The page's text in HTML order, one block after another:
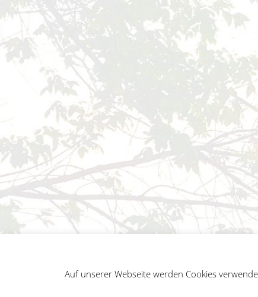
Impressum Datenschutz Sitemap German
Auf unserer Webseite werden Cookies